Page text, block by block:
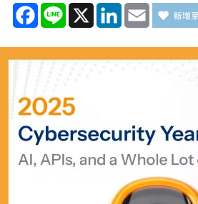
Facebook
Line X LinkedIn
Email